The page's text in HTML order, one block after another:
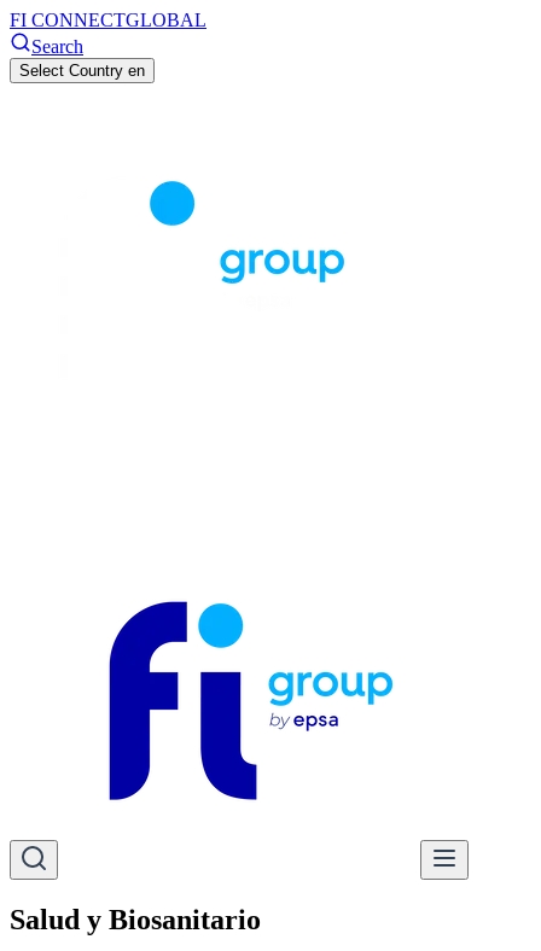
FI CONNECTGLOBAL
Search
Select Country en
Salud y Biosanitario